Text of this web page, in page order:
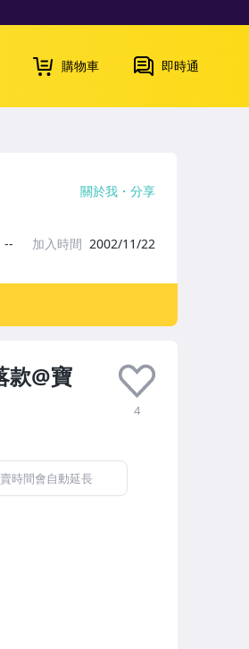
購物車 即時通
款@寶
4
時間會自動延長
關於我 分享
-- 加入時間 2002/11/22